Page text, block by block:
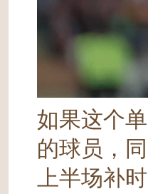
如果这个
的球员，
上半场补